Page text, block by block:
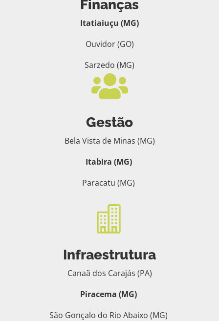
Finanças
Itatiaiuçu (MG)
Ouvidor (GO)
Sarzedo (MG)

Gestão
Bela Vista de Minas (MG)
Itabira (MG)
Paracatu (MG)

Infraestrutura
Canaã dos Carajás (PA)
Piracema (MG)
São Gonçalo do Rio Abaixo (MG)